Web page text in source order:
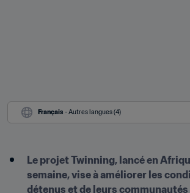
Français - Autres langues (4)
Le projet Twinning, lancé en
semaine, vise à améliorer les
détenus et de leurs communautés